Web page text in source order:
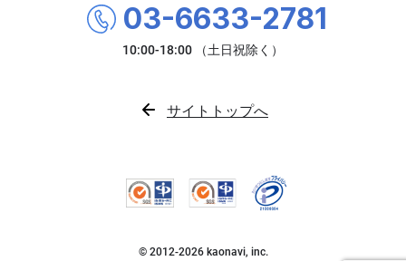
03-6633-2781
サイトトップへ
© 2012-2026kaonavi, inc.